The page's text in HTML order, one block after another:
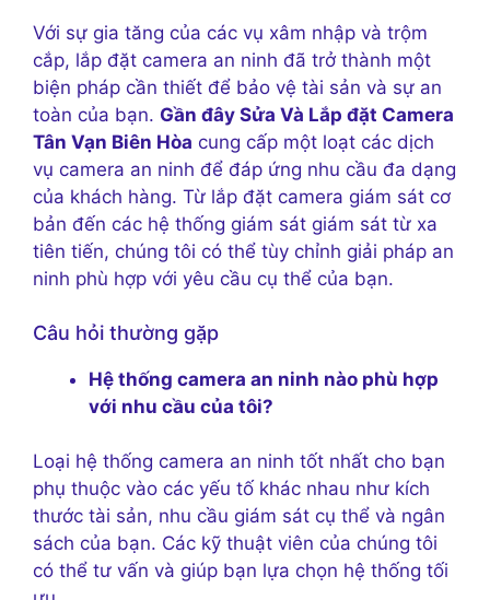
Với sự gia tăng của các vụ xâm nhập và trộm
cắp, lắp đặt camera an ninh đã trở thành một
biện pháp cần thiết để bảo vệ tài sản và sự an
toàn của bạn. Gần đây Sửa Và Lắp đặt Camera
Tân Vạn Biên Hòa cung cấp một loạt các dịch
vụ camera an ninh để đáp ứng nhu cầu đa dạng
của khách hàng. Từ lắp đặt camera giám sát cơ
bản đến các hệ thống giám sát giám sát từ xa
tiên tiến, chúng tôi có thể tùy chỉnh giải pháp an
ninh phù hợp với yêu cầu cụ thể của bạn.
Câu hỏi thường gặp
Hệ thống camera an ninh nào phù hợp
với nhu cầu của tôi?
Loại hệ thống camera an ninh tốt nhất cho bạn
phụ thuộc vào các yếu tố khác nhau như kích
thước tài sản, nhu cầu giám sát cụ thể và ngân
sách của bạn. Các kỹ thuật viên của chúng tôi
có thể tư vấn và giúp bạn lựa chọn hệ thống tối